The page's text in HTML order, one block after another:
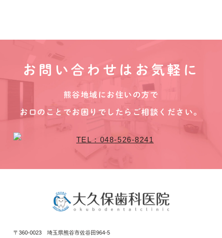
お問い合わせはお気軽に
熊谷地域にお住いの方で
お口のことでお困りでしたらご相談ください。
〒360-0023 埼玉県熊谷市佐谷田964-5